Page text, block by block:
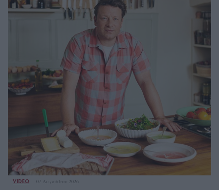
VIDEO 07 Αυγούστου 2026